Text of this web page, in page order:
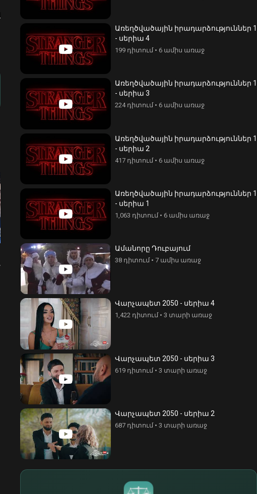
Բեկորներ - սերիա 72
308 դիտում•4 տարի առաջ
Բեկորներ - սերիա 71
285 դիտում•4 տարի առաջ
Առեղծվածային իրադարձություններ 1
- սերիա 4
199 դիտում• 6 ամիս առաջ
Առեղծվածային իրադարձություններ 1
- սերիա 3
224 դիտում• 6 ամիս առաջ
Առեղծվածային իրադարձություններ 1
- սերիա 2
417 դիտում• 6 ամիս առաջ
Առեղծվածային իրադարձություններ 1
- սերիա 1
1,063 դիտում• 6 ամիս առաջ
Ամանորը Դուբայում
38 դիտում• 7 ամիս առաջ
Վարչապետ 2050 - սերիա 4
1,422 դիտում• 3 տարի առաջ
Վարչապետ 2050 - սերիա 3
619 դիտում• 3 տարի առաջ
Վարչապետ 2050 - սերիա 2
687 դիտում• 3 տարի առաջ
€
¥